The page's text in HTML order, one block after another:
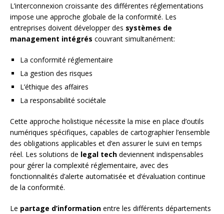
L’interconnexion croissante des différentes réglementations
impose une approche globale de la conformité. Les
entreprises doivent développer des systèmes de
management intégrés couvrant simultanément:
La conformité réglementaire
La gestion des risques
L’éthique des affaires
La responsabilité sociétale
Cette approche holistique nécessite la mise en place d’outils
numériques spécifiques, capables de cartographier l’ensemble
des obligations applicables et d’en assurer le suivi en temps
réel. Les solutions de legal tech deviennent indispensables
pour gérer la complexité réglementaire, avec des
fonctionnalités d’alerte automatisée et d’évaluation continue
de la conformité.
Le partage d’information entre les différents départements